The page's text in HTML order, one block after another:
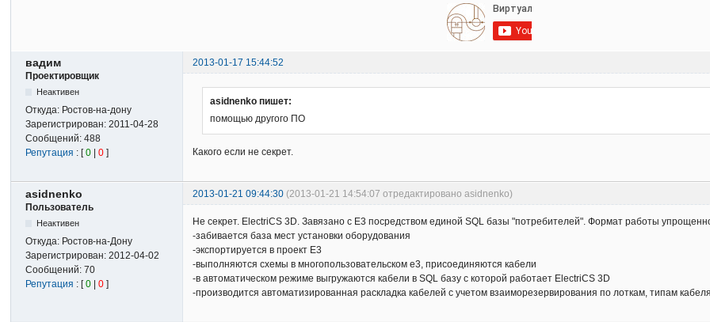
вадим
2013-01-17 15:44:52
Проектировщик
Неактивен
Откуда: Ростов-на-дону
Зарегистрирован:2011-04-28
Сообщений:488
Репутация : [0 |0 ]
asidnenko пишет:
помощью другого ПО
Какого если не секрет.
asidnenko 2013-01-21 09:44:30 (2013-01-21 14:54:07 отредактировано asidnenko)
Пользователь
Неактивен
Откуда: Ростов-на-Дону
Зарегистрирован:2012-04-02
Сообщений:70
Репутация : [0 |0 ]
Не секрет. ElectriCS 3D. Завязано с Е3 посредством единой SQL базы "потребителей". Формат работы
-забивается база мест установки оборудования
-экспортируется в проект Е3
-выполняются схемы в многопользовательском е3, присоединяются кабели
-в автоматическом режиме выгружаются кабели в SQL базу с которой работает ElectriCS 3D
-производится автоматизированная раскладка кабелей с учетом взаиморезервирования по лоткам, типам